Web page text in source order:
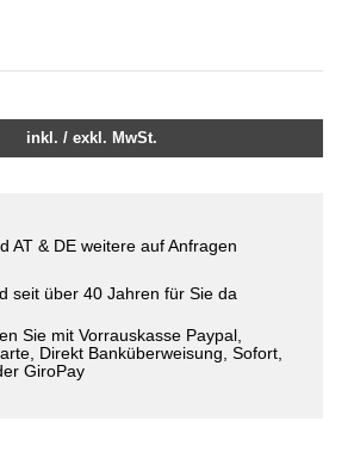
inkl. / exkl. MwSt.
AT & DE weitere auf Anfragen
seit über 40 Jahren für Sie da
Sie mit Vorrauskasse Paypal,
Direkt Banküberweisung, Sofort,
GiroPay